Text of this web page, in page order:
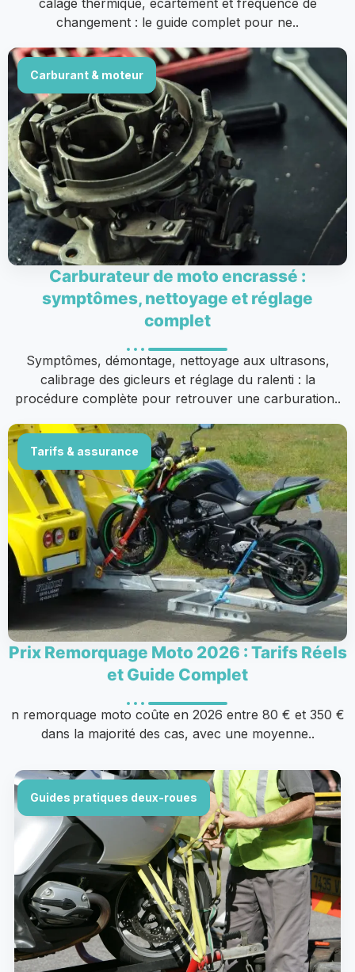
calage thermique, écartement et fréquence de
changement : le guide complet pour ne..
Carburant & moteur
Carburateur de moto encrassé :
symptômes, nettoyage et réglage
complet
Symptômes, démontage, nettoyage aux ultrasons,
calibrage des gicleurs et réglage du ralenti : la
procédure complète pour retrouver une carburation..
Tarifs & assurance
Prix Remorquage Moto 2026 : Tarifs Réels
et Guide Complet
n remorquage moto coûte en 2026 entre 80 € et 350 €
dans la majorité des cas, avec une moyenne..
Guides pratiques deux-roues